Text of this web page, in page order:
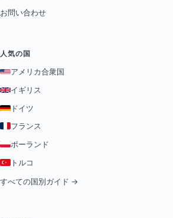
お問い合わせ
人気の国
アメリカ合衆国
イギリス
ドイツ
フランス
ポーランド
トルコ
すべての国別ガイド →